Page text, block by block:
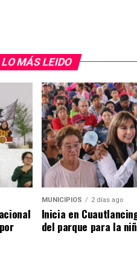
LO MÁS LEIDO
MUNICIPIOS 2 días ago
Inicia en
del parque para la